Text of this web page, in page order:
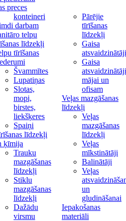
preces
konteineri
darbam
telpu
līdzekļi
tīrīšanas
Švammītes
Lupatiņas
Slotas,
mopi,
birstes,
liekšķeres
Spaiņi
līdzekļi
ķīmija
Trauku
mazgāšanas
līdzekļi
Stiklu
mazgāšanas
līdzekļi
Dažādu
virsmu
Pārējie
tīrīšanas
līdzekļi
Gaisa
atsvaidzinātāji
Gaisa
atsvaidzinātāji
mājai un
ofisam
Veļas mazgāšanas
līdzekļi
Veļas
mazgāšanas
līdzekļi
Veļas
mīkstinātāji
Balinātāji
Veļas
un
gludināšanai
Iepakošanas
materiāli